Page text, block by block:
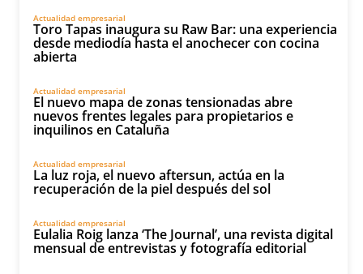
Actualidad empresarial
Toro Tapas inaugura su Raw Bar: una experiencia
desde mediodía hasta el anochecer con cocina
abierta
Actualidad empresarial
El nuevo mapa de zonas tensionadas abre
nuevos frentes legales para propietarios e
inquilinos en Cataluña
Actualidad empresarial
La luz roja, el nuevo aftersun, actúa en la
recuperación de la piel después del sol
Actualidad empresarial
Eulalia Roig lanza ‘The Journal’, una revista digital
mensual de entrevistas y fotografía editorial